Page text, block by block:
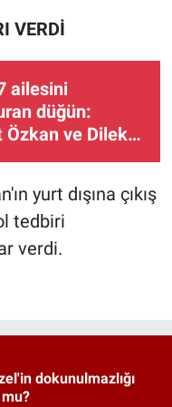
VERDİ
ailesini
düğün:
Özkan ve Dilek
yurt dışına çıkış
tedbiri
verdi.
dokunulmazlığı